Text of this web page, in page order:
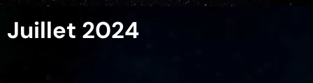
Juillet 2024